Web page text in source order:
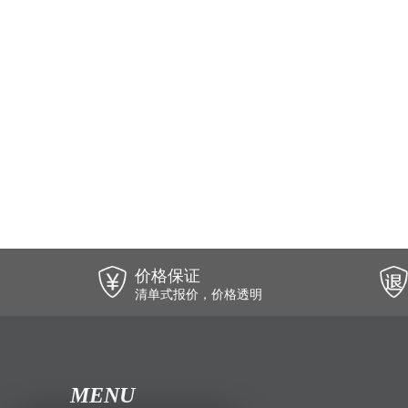
价格保证
清单式报价，价格透明
MENU